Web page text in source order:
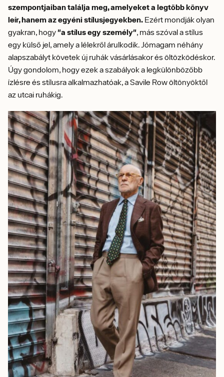
szempontjaiban találja meg, amelyeket a legtöbb könyv
leír, hanem az egyéni stílusjegyekben. Ezért mondják olyan
gyakran, hogy"a stílus egy személy", más szóval a stílus
egy külső jel, amely a lélekről árulkodik. Jómagam néhány
alapszabályt követek új ruhák vásárlásakor és öltözködéskor.
Úgy gondolom, hogy ezek a szabályok a legkülönbözőbb
ízlésre és stílusra alkalmazhatóak, a Savile Row öltönyöktől
az utcai ruhákig.